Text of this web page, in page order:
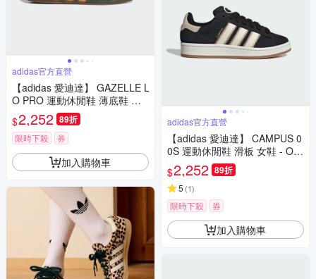
adidas官方直營
【adidas 愛迪達】 GAZELLE L
O PRO 運動休閒鞋 薄底鞋 德
訓鞋 滑板 女鞋 - Originals JS1
310
$2,252 89折
限時下殺 券
加入購物車
adidas官方直營
【adidas 愛迪達】 CAMPUS 0
0S 運動休閒鞋 滑板 女鞋 - Ori
ginals JQ5806
$2,252 89折
5 (1)
限時下殺 券
加入購物車